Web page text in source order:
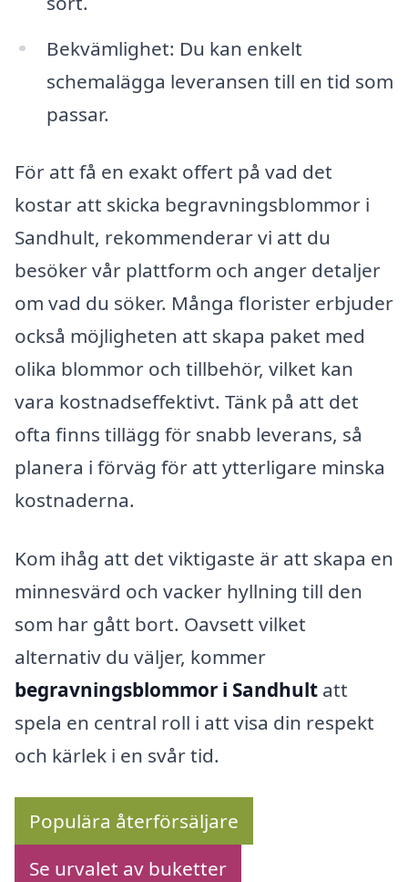
Bekvämlighet: Du kan enkelt
schemalägga leveransen till en tid som
passar.
För att få en exakt offert på vad det
kostar att skicka begravningsblommor i
Sandhult, rekommenderar vi att du
besöker vår plattform och anger detaljer
om vad du söker. Många florister erbjuder
också möjligheten att skapa paket med
olika blommor och tillbehör, vilket kan
vara kostnadseffektivt. Tänk på att det
ofta finns tillägg för snabb leverans, så
planera i förväg för att ytterligare minska
kostnaderna.
Kom ihåg att det viktigaste är att skapa en
minnesvärd och vacker hyllning till den
som har gått bort. Oavsett vilket
alternativ du väljer, kommer
begravningsblommor i Sandhult att
spela en central roll i att visa din respekt
och kärlek i en svår tid.
Populära återförsäljare
Se urvalet av buketter